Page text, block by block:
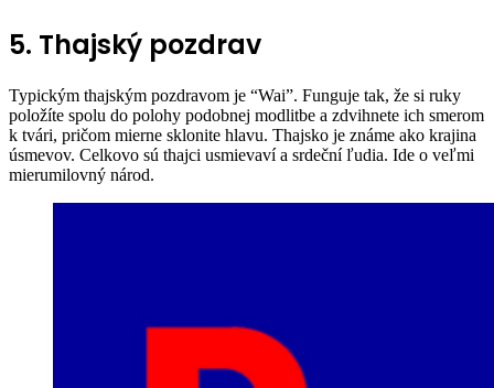
5. Thajský pozdrav
Typickým thajským pozdravom je “Wai”. Funguje tak, že si ruky
položíte spolu do polohy podobnej modlitbe a zdvihnete ich smerom
k tvári, pričom mierne sklonite hlavu. Thajsko je známe ako krajina
úsmevov. Celkovo sú thajci usmievaví a srdeční ľudia. Ide o veľmi
mierumilovný národ.